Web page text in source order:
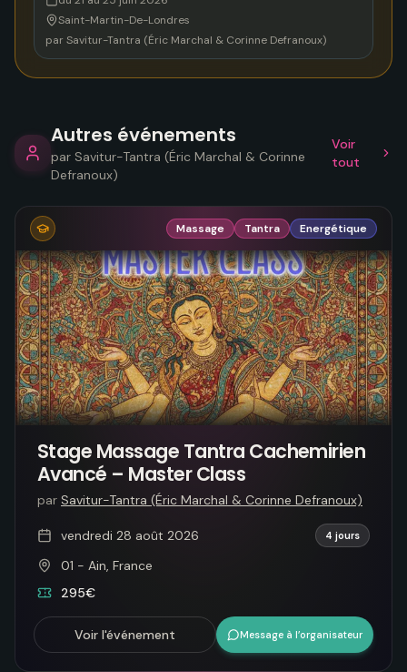
Saint-Martin-De-Londres
par Savitur-Tantra (Éric Marchal & Corinne Defranoux)
Autres événements
par Savitur-Tantra (Éric Marchal & Corinne
Defranoux)
Voir
tout
Massage Tantra Energétique
Stage Massage Tantra Cachemirien
Avancé – Master Class
par Savitur-Tantra (Éric Marchal & Corinne Defranoux)
vendredi 28 août 2026 4 jours
01 - Ain, France
295€
Voir l'événement Message à l’organisateur